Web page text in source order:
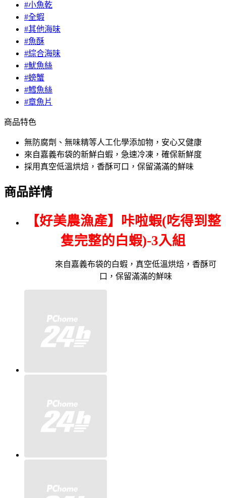
#小魚乾
#全蝦
#其他海味
#魚酥
#綜合海味
#魷魚絲
#螃蟹
#鱈魚絲
#章魚片
商品特色
無防腐劑、無味精等人工化學添加物，安心又健康
來自嘉義布袋的新鮮白蝦，急速冷凍，確保新鮮度
採用真空低溫烘焙，香酥可口，保留滿滿的鮮味
商品詳情
【好美農漁產】咔啦蝦(吃得到整
隻完整的白蝦)-3入組
來自嘉義布袋的白蝦，真空低溫烘焙，香酥可
口，保留滿滿的鮮味